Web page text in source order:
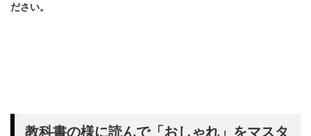
ださい。
教科書の様に読んで「おしゃれ」をマスタ